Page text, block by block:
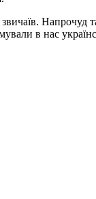
Напрочуд
в нас